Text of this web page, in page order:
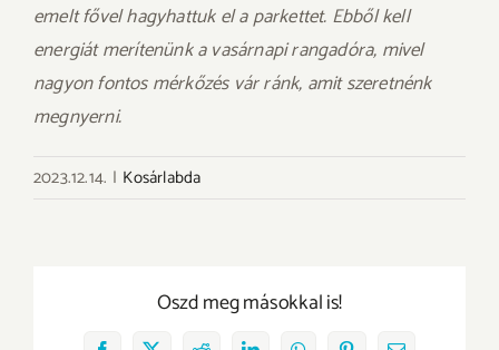
emelt fővel hagyhattuk el a parkettet. Ebből kell
energiát merítenünk a vasárnapi rangadóra, mivel
nagyon fontos mérkőzés vár ránk, amit szeretnénk
megnyerni.
2023.12.14. | Kosárlabda
Oszd meg másokkal is!